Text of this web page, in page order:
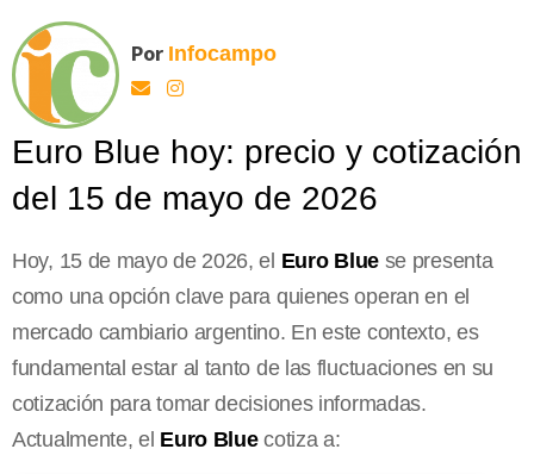
Por Infocampo
Euro Blue hoy: precio y cotización
del 15 de mayo de 2026
Hoy, 15 de mayo de 2026, el Euro Bluese presenta
como una opción clave para quienes operan en el
mercado cambiario argentino. En este contexto, es
fundamental estar al tanto de las fluctuaciones en su
cotización para tomar decisiones informadas.
Actualmente, el Euro Bluecotiza a: